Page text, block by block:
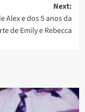
Next:
Alex e dos 5 anos da
de Emily e Rebecca